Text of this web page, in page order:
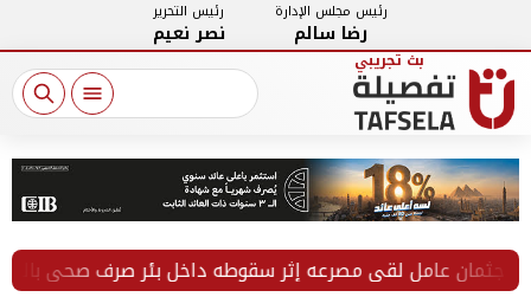
رئيس مجلس الإدارة
رضا سالم
رئيس التحرير
نصر نعيم
عامل لقي مصرعه إثر سقوطه داخل بئر صرف صحي بالفيوم